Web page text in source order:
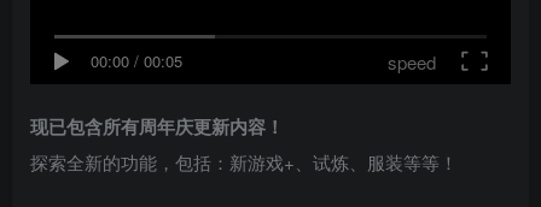
00:00 / 00:05 speed
现已包含所有周年庆更新内容！
探索全新的功能，包括：新游戏+、试炼、服装等等！